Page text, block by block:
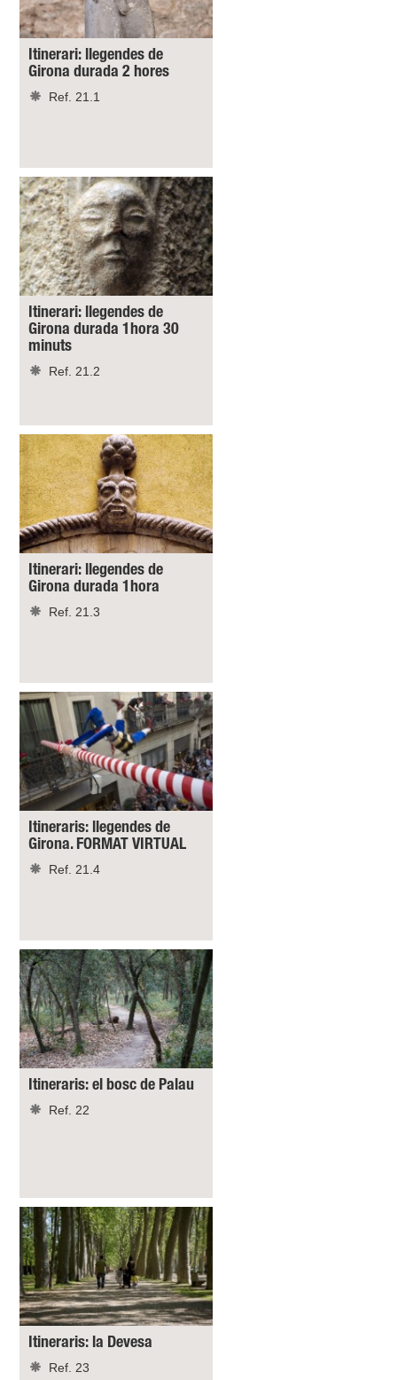
Itinerari: llegendes de
Girona durada 2 hores
Ref. 21.1
Itinerari: llegendes de
Girona durada 1hora 30
minuts
Ref. 21.2
Itinerari: llegendes de
Girona durada 1hora
Ref. 21.3
Itineraris: llegendes de
Girona. FORMAT VIRTUAL
Ref. 21.4
Itineraris: el bosc de Palau
Ref. 22
Itineraris: la Devesa
Ref. 23